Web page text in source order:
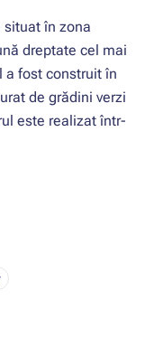
situat în zona
dreptate cel mai
a fost construit în
de grădini verzi
este realizat într-